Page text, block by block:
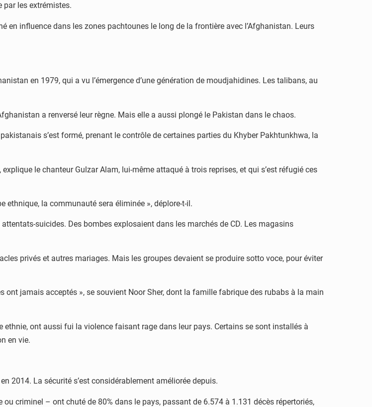
par les extrémistes.
influence dans les zones pachtounes le long de la frontière avec l’Afghanistan. Leurs
en 1979, qui a vu l’émergence d’une génération de moudjahidines. Les talibans, au
a renversé leur règne. Mais elle a aussi plongé le Pakistan dans le chaos.
s’est formé, prenant le contrôle de certaines parties du Khyber Pakhtunkhwa, la
le chanteur Gulzar Alam, lui-même attaqué à trois reprises, et qui s’est réfugié ces
ethnique, la communauté sera éliminée », déplore-t-il.
suicides. Des bombes explosaient dans les marchés de CD. Les magasins
privés et autres mariages. Mais les groupes devaient se produire sotto voce, pour éviter
ont jamais acceptés », se souvient Noor Sher, dont la famille fabrique des rubabs à la main
ont aussi fui la violence faisant rage dans leur pays. Certains se sont installés à
en vie.
2014. La sécurité s’est considérablement améliorée depuis.
criminel – ont chuté de 80% dans le pays, passant de 6.574 à 1.131 décès répertoriés,